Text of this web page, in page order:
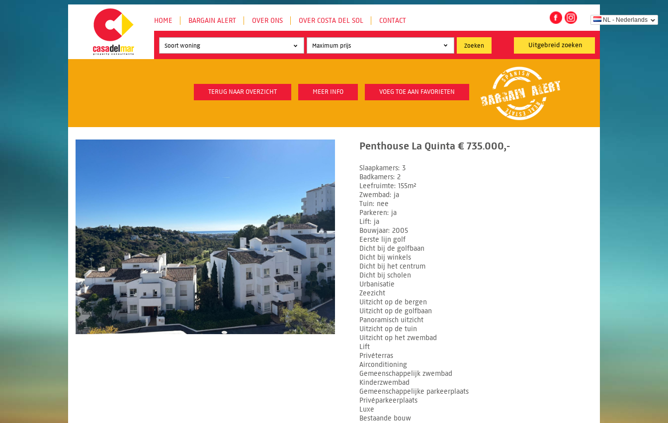
NL - Nederlands
HOME BARGAIN ALERT OVER ONS OVER COSTA DEL SOL CONTACT
Uitgebreid zoeken
Soort woning
TERUG NAAR OVERZICHT MEER INFO VOEG TOE AAN FAVORIETEN
Penthouse La Quinta € 735.000,-
Slaapkamers 3
Badkamers 2
Leefruimte 155m²
Zwembad
ja
Tuin nee
Parkeren ja
Lift ja
Bouwjaar 2005
Eerste lijn golf
Dicht bij de golfbaan
Dicht bij winkels
Dicht bij het centrum
Dicht bij scholen
Urbanisatie
Zeezicht
Uitzicht op de bergen
Uitzicht op de golfbaan
Panoramisch uitzicht
Uitzicht op de tuin
Uitzicht op het zwembad
Lift
Privéterras
Airconditioning
Gemeenschappelijk zwembad
Kinderzwembad
Gemeenschappelijke parkeerplaats
Privéparkeerplaats
Luxe
Bestaande bouw